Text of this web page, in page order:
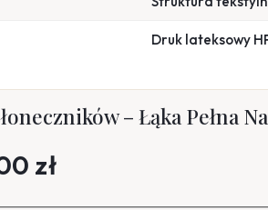
Druk lateksowy
– Łąka Pełna
zł